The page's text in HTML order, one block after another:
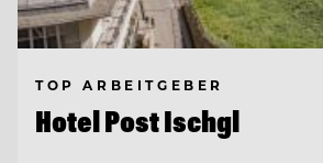
TOP ARBEITGEBER
Hotel Post Ischgl